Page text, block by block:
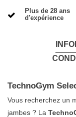
Plus de 28 ans
d'expérience
TechnoGym
Vous recherchez un
jambes ? La